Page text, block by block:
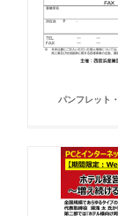
パンフレット